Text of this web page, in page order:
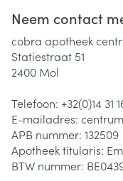
Neem contact
cobra apotheek
Statiestraat 51
2400 Mol
Telefoon: +32(0)14 31
E-mailadres:
APB nummer: 132509
Apotheek titularis:
BTW nummer: